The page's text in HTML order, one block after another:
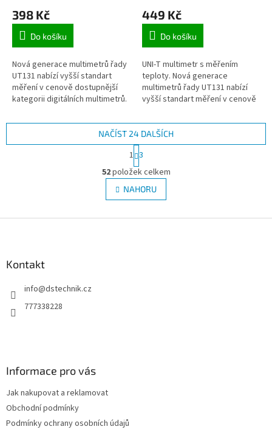
398 Kč
Do košíku
Nová generace multimetrů řady
UT131 nabízí vyšší standart
měření v cenově dostupnější
kategorii digitálních multimetrů.
zaručuje odolnost...
449 Kč
Do košíku
UNI-T multimetr s měřením
teploty. Nová generace
multimetrů řady UT131 nabízí
vyšší standart měření v cenově
multimetrů. Inovativní a...
O
v
l
á
NAČÍST 24 DALŠÍCH
S
t
r
á
n
k
v
1 3
52položek celkem
NAHORU
Kontakt
info@dstechnik.cz
777338228
Informace pro vás
Jak nakupovat a reklamovat
Obchodní podmínky
Podmínky ochrany osobních údajů